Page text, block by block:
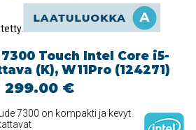
Touch Intel Core i5-
(K), W11Pro (124271)
299.00 €
7300 on kompakti ja kevyt